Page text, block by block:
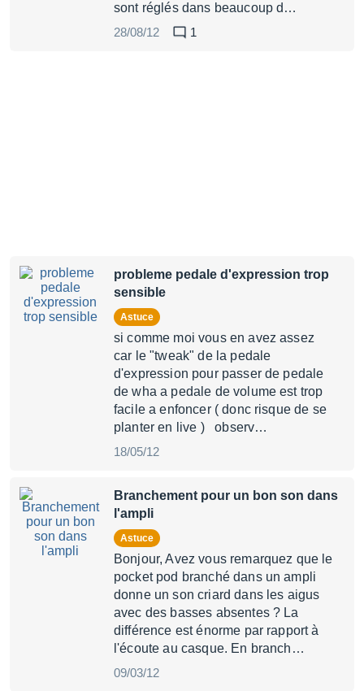
sont réglés dans beaucoup d…
28/08/12
1
probleme pedale d'expression trop
sensible
Astuce
si comme moi vous en avez assez
car le "tweak" de la pedale
d'expression pour passer de pedale
de wha a pedale de volume est trop
facile a enfoncer ( donc risque de se
planter en live ) observ…
18/05/12
Branchement pour un bon son dans
l'ampli
Astuce
Bonjour, Avez vous remarquez que le
pocket pod branché dans un ampli
donne un son criard dans les aigus
avec des basses absentes ? La
différence est énorme par rapport à
l'écoute au casque. En branch…
09/03/12